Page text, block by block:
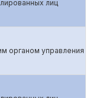
лиц
органом управления